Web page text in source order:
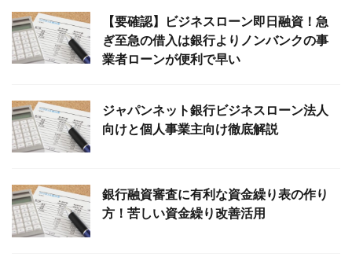
【要確認】ビジネスローン即日融資！急
ぎ至急の借入は銀行よりノンバンクの事
業者ローンが便利で早い
ジャパンネット銀行ビジネスローン法人
向けと個人事業主向け徹底解説
銀行融資審査に有利な資金繰り表の作り
方！苦しい資金繰り改善活用